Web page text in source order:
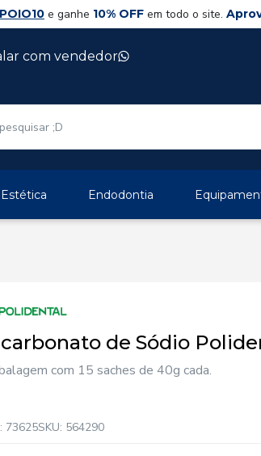
e ganhe 10% OFF em todo o site.
com vendedor
Endodontia
de Sódio
com 15 saches de 40g cada.
73625SKU: 564290